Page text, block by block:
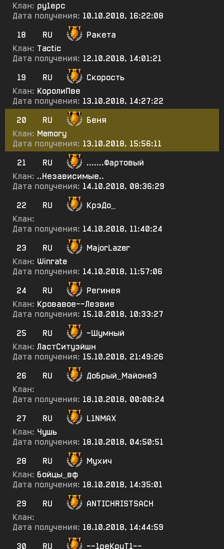
Клан: ру1ерс
Дата получения: 10.10.2018, 16:22:08
18
RU
Ракета
Клан: Tactic
Дата получения: 12.10.2018, 14:01:21
19
RU
Скорость
Клан: КоролиПве
Дата получения: 13.10.2018, 14:27:22
20
RU
Беня
Клан: Memory
Дата получения: 13.10.2018, 15:56:11
21
RU
.......Фартовый
Клан: ..Независимые..
Дата получения: 14.10.2018, 08:36:29
22
RU
КрэДо_
Клан:
Дата получения: 14.10.2018, 11:40:24
23
RU
MajorLazer
Клан: Winrate
Дата получения: 14.10.2018, 11:57:06
24
RU
Регинея
Клан: Кровавое--Лезвие
Дата получения: 15.10.2018, 10:33:27
25
RU
-Шумный
Клан: ЛастСитуэйшн
Дата получения: 15.10.2018, 21:49:26
26
RU
Добрый_Майоне3
Клан:
Дата получения: 18.10.2018, 00:00:24
27
RU
L1NMAX
Клан: Чушь
Дата получения: 18.10.2018, 04:50:51
28
RU
Мухич
Клан: бойцы_вф
Дата получения: 18.10.2018, 14:35:01
29
RU
ANTICHRISTSACH
Клан:
Дата получения: 18.10.2018, 14:44:59
30
RU --1реКруТ1--